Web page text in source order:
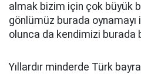
almak bizim için çok büyük
gönlümüz burada
olunca da kendimizi burada
Yıllardır minderde Türk